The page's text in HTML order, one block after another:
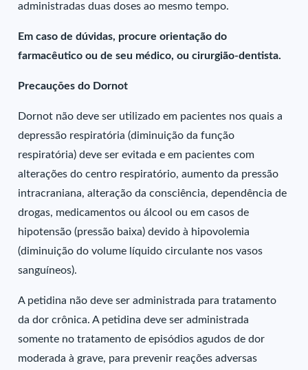
administradas duas doses ao mesmo tempo.
Em caso de dúvidas, procure orientação do
farmacêutico ou de seu médico, ou cirurgião-dentista.
Precauções do Dornot
Dornot não deve ser utilizado em pacientes nos quais a
depressão respiratória (diminuição da função
respiratória) deve ser evitada e em pacientes com
alterações do centro respiratório, aumento da pressão
intracraniana, alteração da consciência, dependência de
drogas, medicamentos ou álcool ou em casos de
hipotensão (pressão baixa) devido à hipovolemia
(diminuição do volume líquido circulante nos vasos
sanguíneos).
A petidina não deve ser administrada para tratamento
da dor crônica. A petidina deve ser administrada
somente no tratamento de episódios agudos de dor
moderada à grave, para prevenir reações adversas